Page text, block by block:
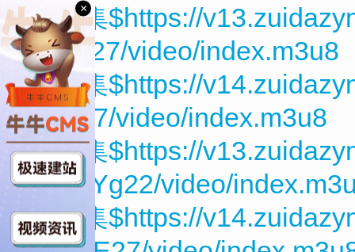
第06集$https://
m4nc27/video/index.m3u8
第07集$https://
rtwB27/video/index.m3u8
第08集$https://
qy0MYg22/video/
第09集$https://
×